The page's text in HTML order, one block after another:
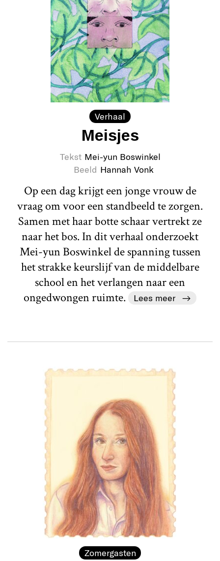
Verhaal
Meisjes
Tekst Mei-yun Boswinkel
Beeld Hannah Vonk
Op een dag krijgt een jonge vrouw de
vraag om voor een standbeeld te zorgen.
Samen met haar botte schaar vertrekt ze
naar het bos. In dit verhaal onderzoekt
Mei-yun Boswinkel de spanning tussen
het strakke keurslijf van de middelbare
school en het verlangen naar een
ongedwongen ruimte.
Lees meer
Zomergasten